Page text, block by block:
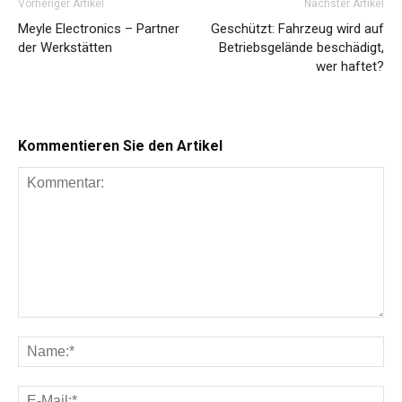
Vorheriger Artikel
Meyle Electronics – Partner
der Werkstätten
Nächster Artikel
Geschützt: Fahrzeug wird auf
Betriebsgelände beschädigt,
wer haftet?
Kommentieren Sie den Artikel